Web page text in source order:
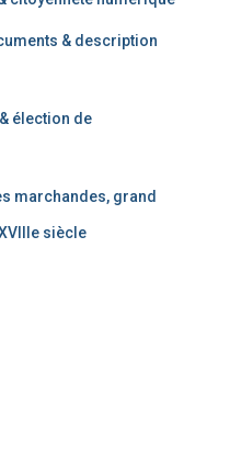
& description
élection de
marchandes, grand
siècle